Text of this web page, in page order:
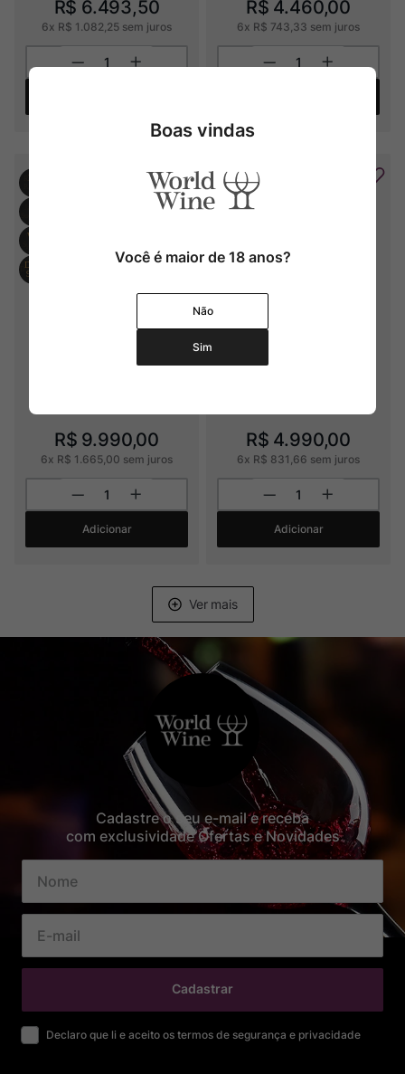
R$ 6.493,50
6x R$ 1 .082 25sem juros
R$ 4.460,00
6x R$ 743 33 sem juros
DOC (1500ml)
R$ 9.990,00
6x R$ 1 .665 00 sem juros
Adicionar
R$ 4.990,00
6x R$ 831 66 sem juros
Adicionar
Cadastre o seu e-mail e receba
com exclusividade Ofertas e Novidades
Cadastrar
Declaro que li e aceito os termos de segurança e privacidade
Boas vindas
Você é maior de 18 anos?
Não
Sim